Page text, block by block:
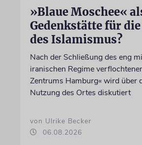
»Blaue Moschee«
Gedenkstätte für
des Islamismus?
Nach der Schließung des eng
iranischen Regime
Zentrums Hamburg« wird über
Nutzung des Ortes diskutiert
von Ulrike Becker
06.08.2026